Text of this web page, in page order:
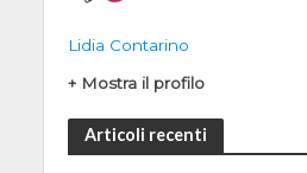
Lidia Contarino
+ Mostra il profilo
Articoli recenti